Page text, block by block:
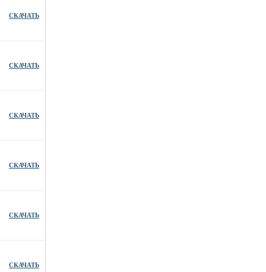
СКАЧАТЬ
СКАЧАТЬ
СКАЧАТЬ
СКАЧАТЬ
СКАЧАТЬ
СКАЧАТЬ